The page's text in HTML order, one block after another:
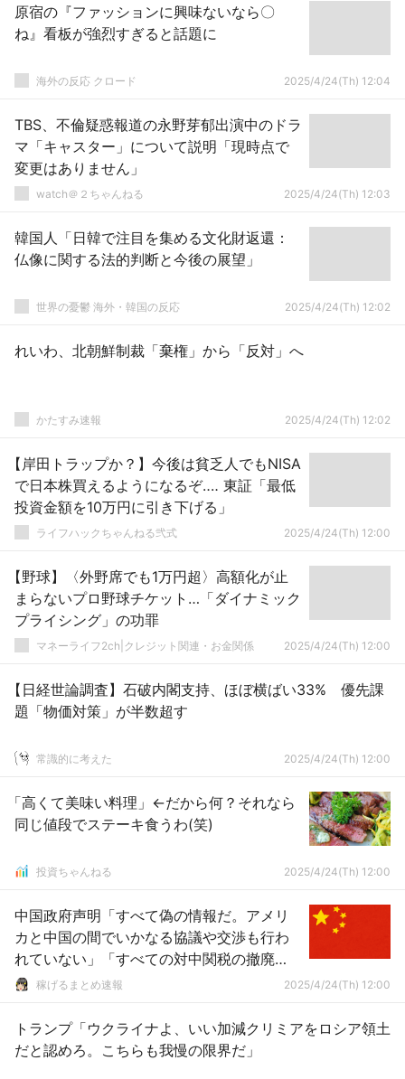
原宿の『ファッションに興味ないなら〇
ね』看板が強烈すぎると話題に
海外の反応 クロード 2025/4/24(Th) 12:04
TBS、不倫疑惑報道の永野芽郁出演中のドラ
マ「キャスター」について説明「現時点で
変更はありません」
watch＠２ちゃんねる 2025/4/24(Th) 12:03
韓国人「日韓で注目を集める文化財返還：
仏像に関する法的判断と今後の展望」
世界の憂鬱 海外・韓国の反応 2025/4/24(Th) 12:02
れいわ、北朝鮮制裁「棄権」から「反対」へ
かたすみ速報 2025/4/24(Th) 12:02
【岸田トラップか？】今後は貧乏人でもNISA
で日本株買えるようになるぞ‥‥ 東証「最低
投資金額を10万円に引き下げる」
ライフハックちゃんねる弐式 2025/4/24(Th) 12:00
【野球】〈外野席でも1万円超〉高額化が止
まらないプロ野球チケット…「ダイナミック
プライシング」の功罪
マネーライフ2ch|クレジット関連・お金関係 2025/4/24(Th) 12:00
【日経世論調査】石破内閣支持、ほぼ横ばい33% 優先課
題「物価対策」が半数超す
常識的に考えた 2025/4/24(Th) 12:00
「高くて美味い料理」←だから何？それなら
同じ値段でステーキ食うわ(笑)
投資ちゃんねる 2025/4/24(Th) 12:00
中国政府声明「すべて偽の情報だ。アメリ
カと中国の間でいかなる協議や交渉も行わ
れていない」「すべての対中関税の撤廃
を」稼げるまとめ速報 2025/4/24(Th) 12:00
トランプ「ウクライナよ、いい加減クリミアをロシア領土
だと認めろ。こちらも我慢の限界だ」